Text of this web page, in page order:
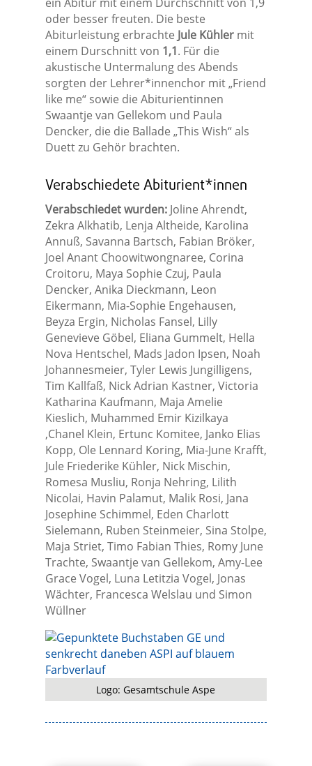
ein Abitur mit einem Durchschnitt von 1,9
oder besser freuten. Die beste
Abiturleistung erbrachte Jule Kühlermit
einem Durschnitt von 1,1. Für die
akustische Untermalung des Abends
sorgten der Lehrer*innenchor mit „Friend
like me“ sowie die Abiturientinnen
Swaantje van Gellekom und Paula
Dencker, die die Ballade „This Wish“ als
Duett zu Gehör brachten.
Verabschiedete Abiturient*innen
Verabschiedet wurden: Joline Ahrendt,
Zekra Alkhatib, Lenja Altheide, Karolina
Annuß, Savanna Bartsch, Fabian Bröker,
Joel Anant Choowitwongnaree, Corina
Croitoru, Maya Sophie Czuj, Paula
Dencker, Anika Dieckmann, Leon
Eikermann, Mia-Sophie Engehausen,
Beyza Ergin, Nicholas Fansel, Lilly
Genevieve Göbel, Eliana Gummelt, Hella
Nova Hentschel, Mads Jadon Ipsen, Noah
Johannesmeier, Tyler Lewis Jungilligens,
Tim Kallfaß, Nick Adrian Kastner, Victoria
Katharina Kaufmann, Maja Amelie
Kieslich, Muhammed Emir Kizilkaya
,Chanel Klein, Ertunc Komitee, Janko Elias
Kopp, Ole Lennard Koring, Mia-June Krafft,
Jule Friederike Kühler, Nick Mischin,
Romesa Musliu, Ronja Nehring, Lilith
Nicolai, Havin Palamut, Malik Rosi, Jana
Josephine Schimmel, Eden Charlott
Sielemann, Ruben Steinmeier, Sina Stolpe,
Maja Striet, Timo Fabian Thies, Romy June
Trachte, Swaantje van Gellekom, Amy-Lee
Grace Vogel, Luna Letitzia Vogel, Jonas
Wächter, Francesca Welslau und Simon
Wüllner
Logo: Gesamtschule Aspe